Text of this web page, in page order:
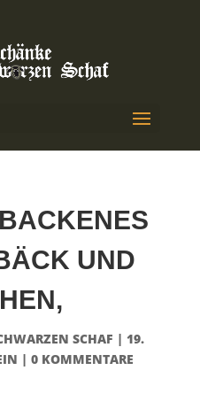
UND
SCHAF |19.
| 0 KOMMENTARE